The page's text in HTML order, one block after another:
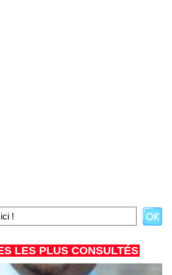
LES PLUS CONSULTÉS